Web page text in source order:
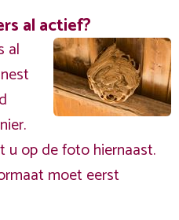
al actief?
al
u op de foto hiernaast.
moet eerst